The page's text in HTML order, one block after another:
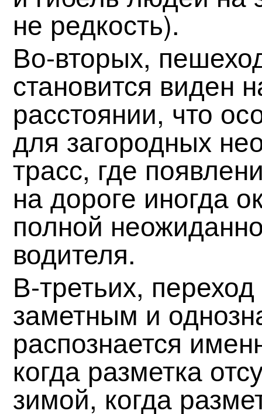
не редкость).
Во-вторых,
становится виден
расстоянии, что
для загородных
трасс, где
на дороге иногда
полной
водителя.
В-третьих,
заметным и
распознается
когда разметка
зимой, когда